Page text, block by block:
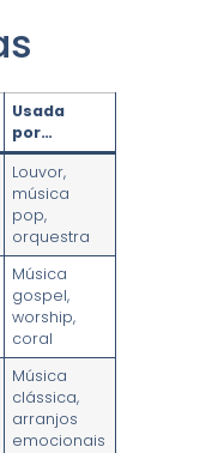
Usada
por…
Louvor,
música
pop,
orquestra
Música
gospel,
worship,
coral
Música
clássica,
arranjos
emocionais